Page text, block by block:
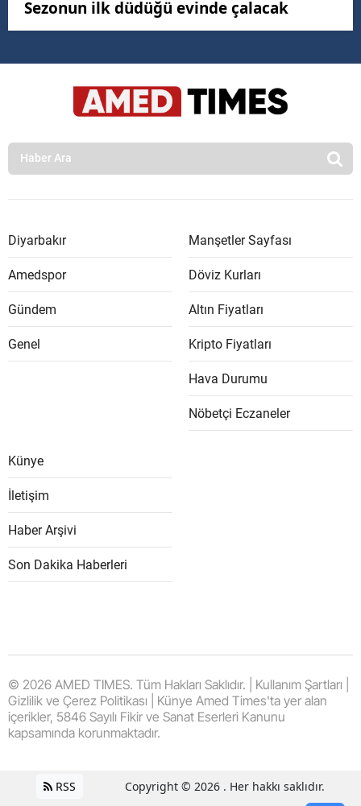
Sezonun ilk düdüğü evinde çalacak
Diyarbakır
Amedspor
Gündem
Genel
Manşetler Sayfası
Döviz Kurları
Altın Fiyatları
Kripto Fiyatları
Hava Durumu
Nöbetçi Eczaneler
Künye
İletişim
Haber Arşivi
Son Dakika Haberleri
© 2026 AMED TIMES. Tüm Hakları Saklıdır. | Kullanım Şartları |
Gizlilik ve Çerez Politikası | Künye Amed Times'ta yer alan
içerikler, 5846 Sayılı Fikir ve Sanat Eserleri Kanunu
kapsamında korunmaktadır.
RSS Copyright © 2026 . Her hakkı saklıdır.